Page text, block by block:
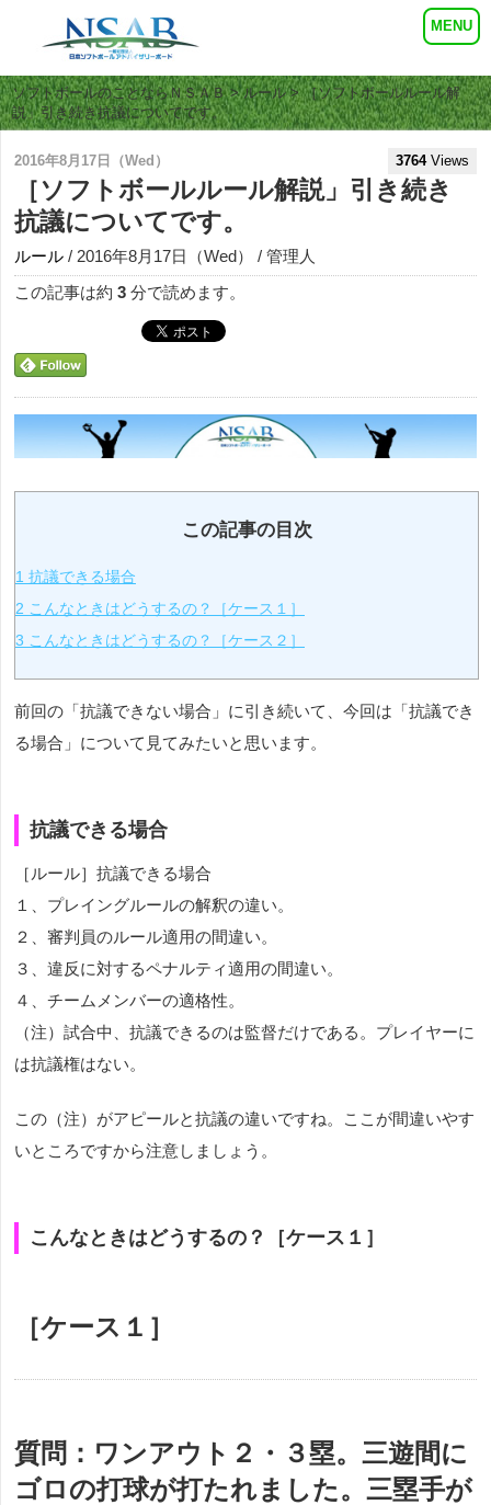
ソフトボールのことならＮＳＡＢ>ルール> ［ソフトボールルール解
説」引き続き抗議についてです。
2016年8月17日（Wed） 3764Views
［ソフトボールルール解説」引き続き
抗議についてです。
ルール / 2016年8月17日（Wed） / 管理人
この記事は約 3 分で読めます。
この記事の目次
1 抗議できる場合
2 こんなときはどうするの？［ケース１］
3 こんなときはどうするの？［ケース２］
前回の「抗議できない場合」に引き続いて、今回は「抗議でき
る場合」について見てみたいと思います。
抗議できる場合
［ルール］抗議できる場合
１、プレイングルールの解釈の違い。
２、審判員のルール適用の間違い。
３、違反に対するペナルティ適用の間違い。
４、チームメンバーの適格性。
（注）試合中、抗議できるのは監督だけである。プレイヤーに
は抗議権はない。
この（注）がアピールと抗議の違いですね。ここが間違いやす
いところですから注意しましょう。
こんなときはどうするの？［ケース１］
［ケース１］
質問： ワンアウト２・３塁。三遊間に
ゴロの打球が打たれました。三塁手が